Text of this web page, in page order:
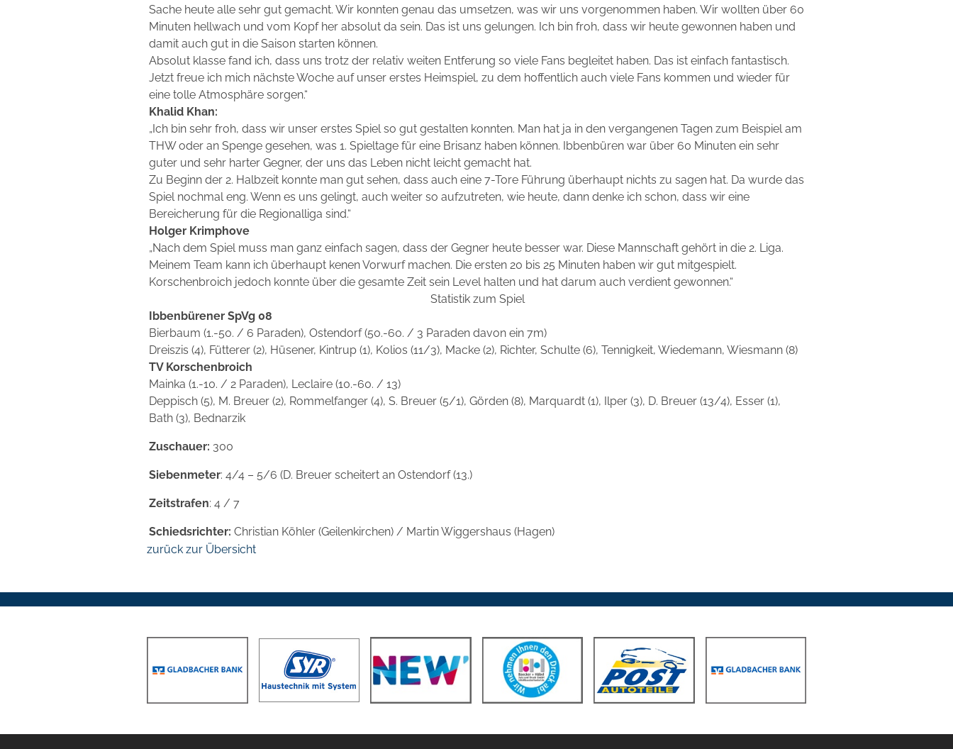
Sache heute alle sehr gut gemacht. Wir konnten genau das umsetzen, was wir uns vorgenommen haben. Wir wollten über 60
Minuten hellwach und vom Kopf her absolut da sein. Das ist uns gelungen. Ich bin froh, dass wir heute gewonnen haben und
damit auch gut in die Saison starten können.
Absolut klasse fand ich, dass uns trotz der relativ weiten Entferung so viele Fans begleitet haben. Das ist einfach fantastisch.
Jetzt freue ich mich nächste Woche auf unser erstes Heimspiel, zu dem hoffentlich auch viele Fans kommen und wieder für
eine tolle Atmosphäre sorgen.“
Khalid Khan:
„Ich bin sehr froh, dass wir unser erstes Spiel so gut gestalten konnten. Man hat ja in den vergangenen Tagen zum Beispiel am
THW oder an Spenge gesehen, was 1. Spieltage für eine Brisanz haben können. Ibbenbüren war über 60 Minuten ein sehr
guter und sehr harter Gegner, der uns das Leben nicht leicht gemacht hat.
Zu Beginn der 2. Halbzeit konnte man gut sehen, dass auch eine 7-Tore Führung überhaupt nichts zu sagen hat. Da wurde das
Spiel nochmal eng. Wenn es uns gelingt, auch weiter so aufzutreten, wie heute, dann denke ich schon, dass wir eine
Bereicherung für die Regionalliga sind.“
Holger Krimphove
„Nach dem Spiel muss man ganz einfach sagen, dass der Gegner heute besser war. Diese Mannschaft gehört in die 2. Liga.
Meinem Team kann ich überhaupt kenen Vorwurf machen. Die ersten 20 bis 25 Minuten haben wir gut mitgespielt.
Korschenbroich jedoch konnte über die gesamte Zeit sein Level halten und hat darum auch verdient gewonnen.“
Statistik zum Spiel
Ibbenbürener SpVg 08
Bierbaum (1.-50. / 6 Paraden), Ostendorf (50.-60. / 3 Paraden davon ein 7m)
Dreiszis (4), Fütterer (2), Hüsener, Kintrup (1), Kolios (11/3), Macke (2), Richter, Schulte (6), Tennigkeit, Wiedemann, Wiesmann (8)
TV Korschenbroich
Mainka (1.-10. / 2 Paraden), Leclaire (10.-60. / 13)
Deppisch (5), M. Breuer (2), Rommelfanger (4), S. Breuer (5/1), Görden (8), Marquardt (1), Ilper (3), D. Breuer (13/4), Esser (1),
Bath (3), Bednarzik
Zuschauer: 300
Siebenmeter: 4/4 – 5/6 (D. Breuer scheitert an Ostendorf (13.)
Zeitstrafen: 4 / 7
Schiedsrichter: Christian Köhler (Geilenkirchen) / Martin Wiggershaus (Hagen)
zurück zur Übersicht